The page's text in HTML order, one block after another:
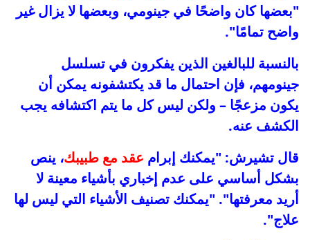
"بعضها كان واضحًا في جينومي، وبعضها لا يزال غير
واضح تمامًا".
بالنسبة للبالغين الذين يفكرون في تسلسل
جينومهم، فإن احتمال ما قد يكتشفونه يمكن أن
يكون مزعجًا – ولكن ليس كل ما يتم اكتشافه يجب
الكشف عنه.
قال تشيرش: "يمكنك إبرام عقد مع طبيبك، ينص
بشكل أساسي على عدم إخباري بأشياء معينة لا
أريد معرفتها". "يمكنك تصنيف الأشياء التي ليس لها
علاج".